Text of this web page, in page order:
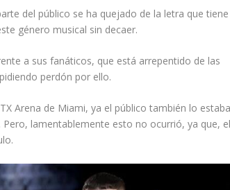
del público se ha quejado de la letra que tiene
género musical sin decaer.
a sus fanáticos, que está arrepentido de las
perdón por ello.
Arena de Miami, ya el público también lo
lamentablemente esto no ocurrió, ya que,